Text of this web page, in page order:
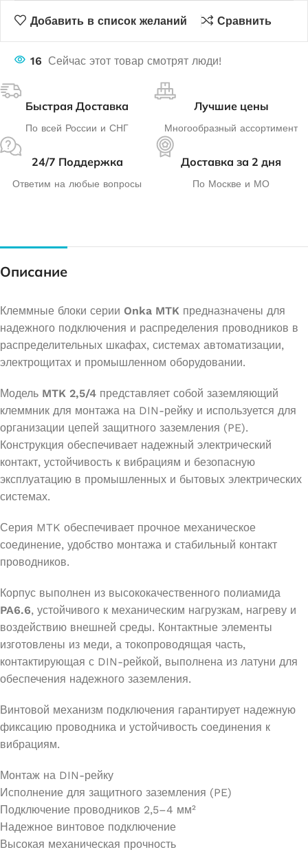
Добавить в список желаний Сравнить
16 Сейчас этот товар смотрят люди!
Быстрая Доставка
По всей России и СНГ
Лучшие цены
Многообразный ассортимент
24/7 Поддержка
Ответим на любые вопросы
Доставка за 2 дня
По Москве и МО
Описание
Клеммные блоки серии Onka MTK предназначены для
надежного подключения и распределения проводников в
распределительных шкафах, системах автоматизации,
электрощитах и промышленном оборудовании.
Модель MTK 2,5/4 представляет собой заземляющий
клеммник для монтажа на DIN-рейку и используется для
организации цепей защитного заземления (PE).
Конструкция обеспечивает надежный электрический
контакт, устойчивость к вибрациям и безопасную
эксплуатацию в промышленных и бытовых электрических
системах.
Серия MTK обеспечивает прочное механическое
соединение, удобство монтажа и стабильный контакт
проводников.
Корпус выполнен из высококачественного полиамида
PA6.6, устойчивого к механическим нагрузкам, нагреву и
воздействию внешней среды. Контактные элементы
изготовлены из меди, а токопроводящая часть,
контактирующая с DIN-рейкой, выполнена из латуни для
обеспечения надежного заземления.
Винтовой механизм подключения гарантирует надежную
фиксацию проводника и устойчивость соединения к
вибрациям.
Монтаж на DIN-рейку
Исполнение для защитного заземления (PE)
Подключение проводников 2,5–4 мм²
Надежное винтовое подключение
Высокая механическая прочность